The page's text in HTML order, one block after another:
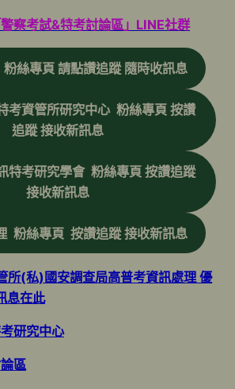
察考試&特考討論區」LINE社群
絲專頁 請點讚追蹤 隨時收訊息
考資管所研究中心 粉絲專頁 按讚
追蹤 接收新訊息
特考研究學會 粉絲專頁 按讚追蹤
接收新訊息
粉絲專頁 按讚追蹤 接收新訊息
所(私)國安調查局高普考資訊處理 優
息在此
研究中心
區